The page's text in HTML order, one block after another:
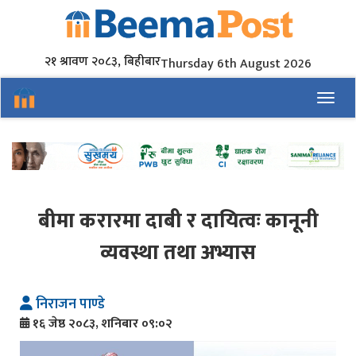
२१ श्रावण २०८३, बिहीबारThursday 6th August 2026
बीमा करारमा दाबी र दायित्वः कानूनी
व्यवस्था तथा अभ्यास
निराजन पाण्डे
१६ जेष्ठ २०८३, शनिबार ०९:०२